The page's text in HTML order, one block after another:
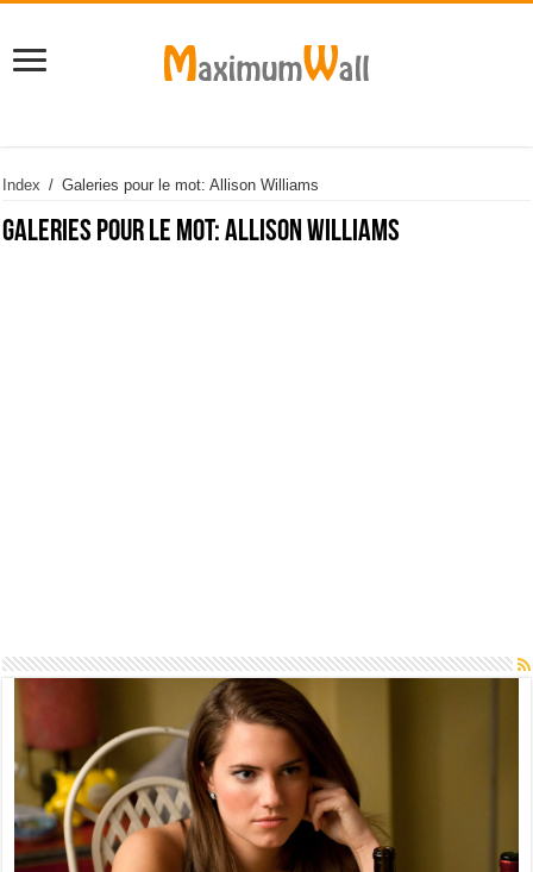
Index / Galeries pour le mot: Allison Williams
Galeries pour le mot:Allison Williams